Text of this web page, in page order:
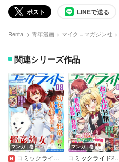
ポスト LINEで送る
Renta! 青年漫画 マイクロマガジン社
関連シリーズ作品
マンガ｜巻
コミックライド2026年8月号
マンガ｜巻
コミックラ